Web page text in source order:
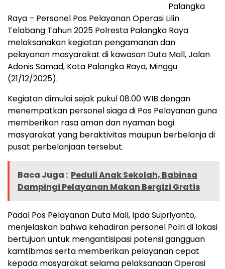
Palangka
Raya – Personel Pos Pelayanan Operasi Lilin
Telabang Tahun 2025 Polresta Palangka Raya
melaksanakan kegiatan pengamanan dan
pelayanan masyarakat di kawasan Duta Mall, Jalan
Adonis Samad, Kota Palangka Raya, Minggu
(21/12/2025).
Kegiatan dimulai sejak pukul 08.00 WIB dengan
menempatkan personel siaga di Pos Pelayanan guna
memberikan rasa aman dan nyaman bagi
masyarakat yang beraktivitas maupun berbelanja di
pusat perbelanjaan tersebut.
Baca Juga : Peduli Anak Sekolah, Babinsa
Dampingi Pelayanan Makan Bergizi Gratis
Padal Pos Pelayanan Duta Mall, Ipda Supriyanto,
menjelaskan bahwa kehadiran personel Polri di lokasi
bertujuan untuk mengantisipasi potensi gangguan
kamtibmas serta memberikan pelayanan cepat
kepada masyarakat selama pelaksanaan Operasi